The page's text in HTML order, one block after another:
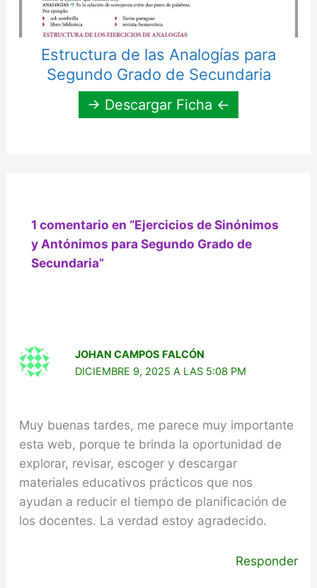
Estructura de las Analogías para
Segundo Grado de Secundaria
→ Descargar Ficha ←
1 comentario en “Ejercicios de Sinónimos
y Antónimos para Segundo Grado de
Secundaria”
JOHAN CAMPOS FALCÓN
DICIEMBRE 9, 2025 A LAS 5:08 PM
Muy buenas tardes, me parece muy importante
esta web, porque te brinda la oportunidad de
explorar, revisar, escoger y descargar
materiales educativos prácticos que nos
ayudan a reducir el tiempo de planificación de
los docentes. La verdad estoy agradecido.
Responder